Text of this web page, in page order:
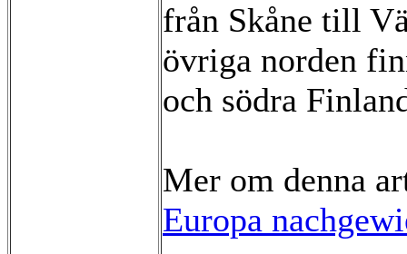
från Skåne till
övriga norden
och södra
Mer om denna
Europa